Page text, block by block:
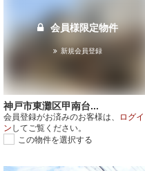
会員様限定物件
新規会員登録
神戸市東灘区甲南台...
会員登録がお済みのお客様は、
ログイ
ン してご覧ください。
この物件を選択する